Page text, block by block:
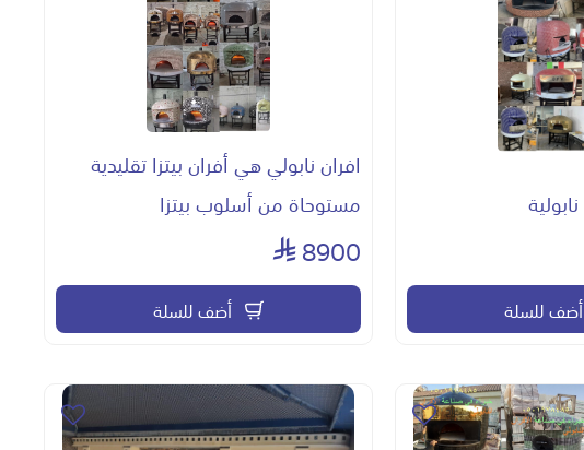
أضف للسلة
افران نابولي هي أفران بيتزا تقليدية
مستوحاة من أسلوب بيتزا
8900
أضف للسلة